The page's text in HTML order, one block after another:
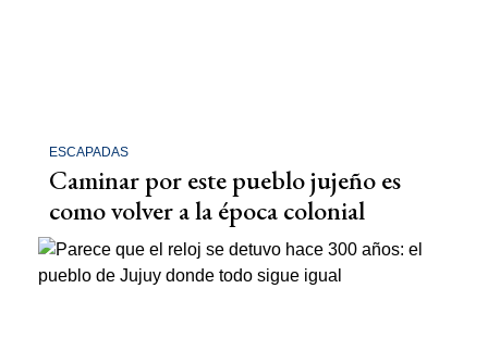
ESCAPADAS
Caminar por este pueblo jujeño es
como volver a la época colonial